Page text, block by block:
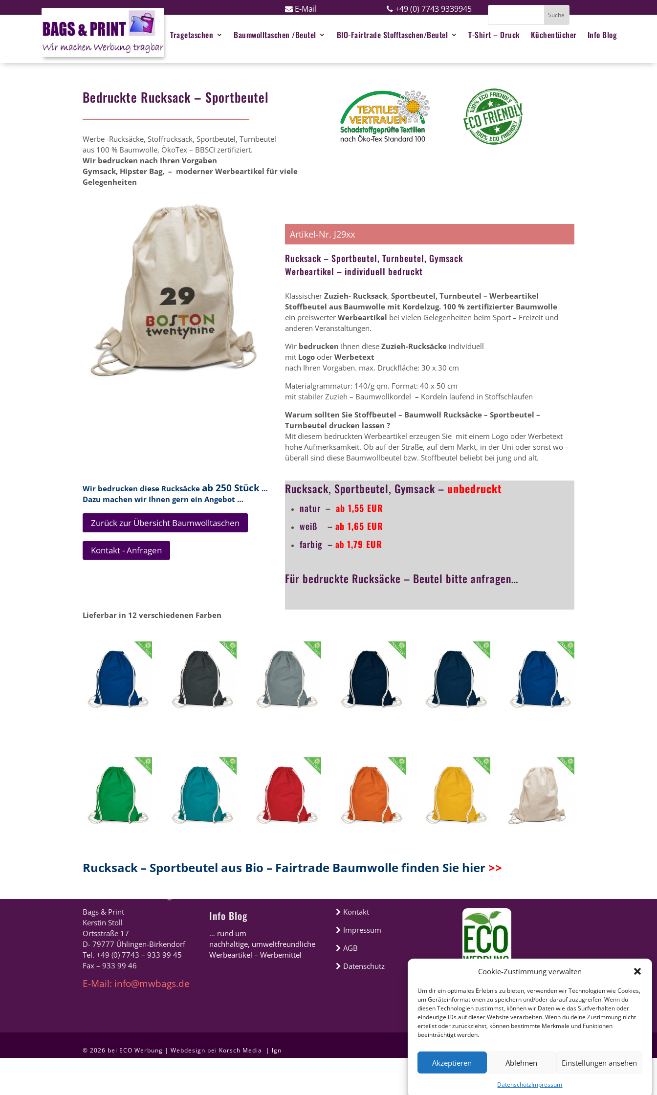
Cookie-Zustimmung verwalten
Um dir ein optimales Erlebnis zu bieten, verwenden wir Technologien wie Cookies,
um Geräteinformationen zu speichern und/oder darauf zuzugreifen. Wenn du
diesen Technologien zustimmst, können wir Daten wie das Surfverhalten oder
eindeutige IDs auf dieser Website verarbeiten. Wenn du deine Zustimmung nicht
erteilst oder zurückziehst, können bestimmte Merkmale und Funktionen
beeinträchtigt werden.
Akzeptieren Ablehnen Einstellungen ansehen
DatenschutzImpressum
E-Mail +49 (0) 7743 9339945
Tragetaschen Baumwolltaschen /Beutel BIO-Fairtrade Stofftaschen/Beutel T-Shirt – Druck Küchentücher Info Blog
Bedruckte Rucksack – Sportbeutel
Werbe -Rucksäcke, Stoffrucksack, Sportbeutel, Turnbeutel
aus 100 % Baumwolle, ÖkoTex – BBSCI zertifiziert.
Wir bedrucken nach Ihren Vorgaben
Gymsack, Hipster Bag, – moderner Werbeartikel für viele
Gelegenheiten
Artikel-Nr. J29xx
Rucksack – Sportbeutel, Turnbeutel, Gymsack
Werbeartikel – individuell bedruckt
KlassischerZuzieh- Rucksack,Sportbeutel, Turnbeutel – Werbeartikel
Stoffbeutel aus Baumwolle mit Kordelzug. 100 % zertifizierter Baumwolle
ein preiswerterWerbeartikel bei vielen Gelegenheiten beim Sport – Freizeit und
anderen Veranstaltungen.
Wir bedrucken Ihnen dieseZuzieh-Rucksäcke individuell
mit Logo oderWerbetext
nach Ihren Vorgaben. max. Druckfläche: 30 x 30 cm
Materialgrammatur: 140/g qm. Format: 40 x 50 cm
mit stabiler Zuzieh – Baumwollkordel – Kordeln laufend in Stoffschlaufen
Warum sollten Sie Stoffbeutel – Baumwoll Rucksäcke – Sportbeutel –
Turnbeutel drucken lassen ?
Mit diesem bedruckten Werbeartikel erzeugen Sie mit einem Logo oder Werbetext
hohe Aufmerksamkeit. Ob auf der Straße, auf dem Markt, in der Uni oder sonst wo –
überall sind diese Baumwollbeutel bzw. Stoffbeutel beliebt bei jung und alt.
Wir bedrucken diese Rucksäcke ab 250 Stück…
Dazu machen wir Ihnen gern ein Angebot …
Zurück zur Übersicht Baumwolltaschen
Kontakt - Anfragen
Rucksack, Sportbeutel, Gymsack – unbedruckt
natur –ab 1,55 EUR
weiß –ab 1,65 EUR
farbig –ab1,79 EUR
Für bedruckte Rucksäcke – Beutel bitte anfragen…
Lieferbar in 12 verschiedenen Farben
Rucksack – Sportbeutel aus Bio – Fairtrade Baumwolle finden Sie hier >>
Bags & Print
Kerstin Stoll
Ortsstraße 17
D- 79777 Ühlingen-Birkendorf
Tel. +49 (0) 7743 – 933 99 45
Fax – 933 99 46
E-Mail: info@mwbags.de
Info Blog
… rund um
nachhaltige, umweltfreundliche
Werbeartikel – Werbemittel
Kontakt
Impressum
AGB
Datenschutz
© 2026 bei ECO Werbung | Webdesign bei Korsch Media | lgn